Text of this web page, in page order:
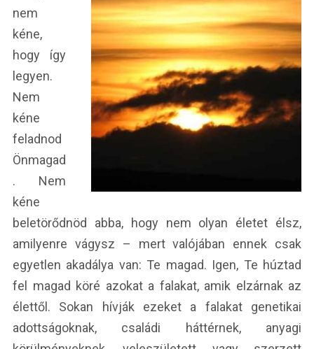
nem
kéne,
hogy így
legyen.
Nem
kéne
feladnod
Önmagad
. Nem
kéne
beletörődnöd abba, hogy nem olyan életet élsz,
amilyenre vágysz – mert valójában ennek csak
egyetlen akadálya van: Te magad. Igen, Te húztad
fel magad köré azokat a falakat, amik elzárnak az
élettől. Sokan hívják ezeket a falakat genetikai
adottságoknak, családi háttérnek, anyagi